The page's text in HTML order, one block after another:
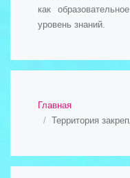
как
уровень знаний.
Главная
Территория